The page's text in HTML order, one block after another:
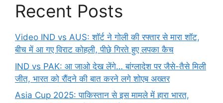
Recent Posts
Video IND vs AUS: शॉर्ट ने गोली की रफ्तार से मारा शॉट,
बीच में आ गए विराट कोहली, पीछे गिरते हुए लपका कैच
IND vs PAK: आ जाओ देख लेंगे… बांग्लादेश पर जैसे-तैसे मिली
जीत, भारत को रौंदने की बात करने लगे शोएब अख्तर
Asia Cup 2025: पाकिस्तान से इस मामले में हारा भारत,